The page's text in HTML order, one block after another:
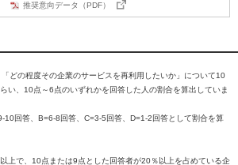
推奨意向データ（PDF）
どの程度その企業のサービスを再利用したいか」について10
い、10点～6点のいずれかを回答した人の割合を算出していま
回答、B=6-8回答、C=3-5回答、D=1-2回答として割合を算
上で、10点または9点とした回答者が20％以上を占めている企